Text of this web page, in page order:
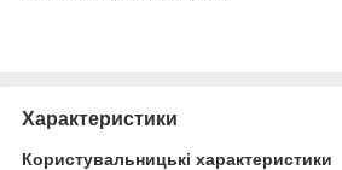
Характеристики
Користувальницькі характеристики